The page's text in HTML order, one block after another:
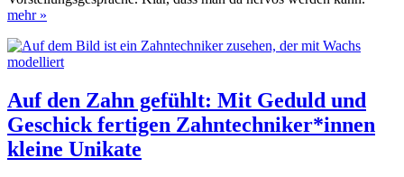
mehr »
Auf den Zahn gefühlt: Mit Geduld und
Geschick fertigen Zahntechniker*innen
kleine Unikate